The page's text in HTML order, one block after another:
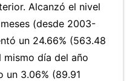
Alcanzó el nivel
(desde 2003-
un 24.66% (563.48
mismo día del año
un 3.06% (89.91